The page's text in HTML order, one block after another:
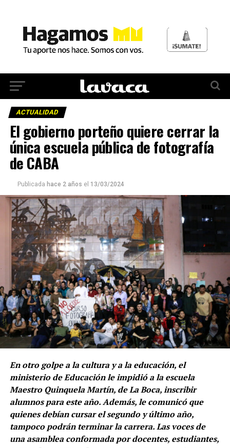
ACTUALIDAD
El gobierno porteño quiere cerrar la
única escuela pública de fotografía
de CABA
Publicada hace 2 años el 13/03/2024
En otro golpe a la cultura y a la educación, el
ministerio de Educación le impidió a la escuela
Maestro Quinquela Martín, de La Boca, inscribir
alumnos para este año. Además, le comunicó que
quienes debían cursar el segundo y último año,
tampoco podrán terminar la carrera. Las voces de
una asamblea conformada por docentes, estudiantes,